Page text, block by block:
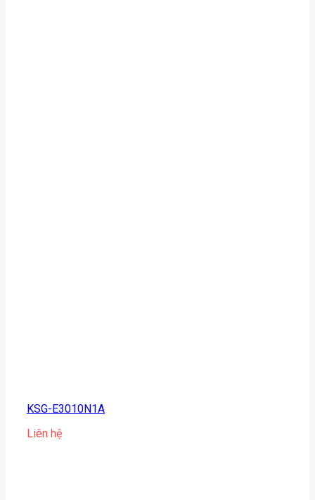
KSG-E3010N1A
Liên hệ